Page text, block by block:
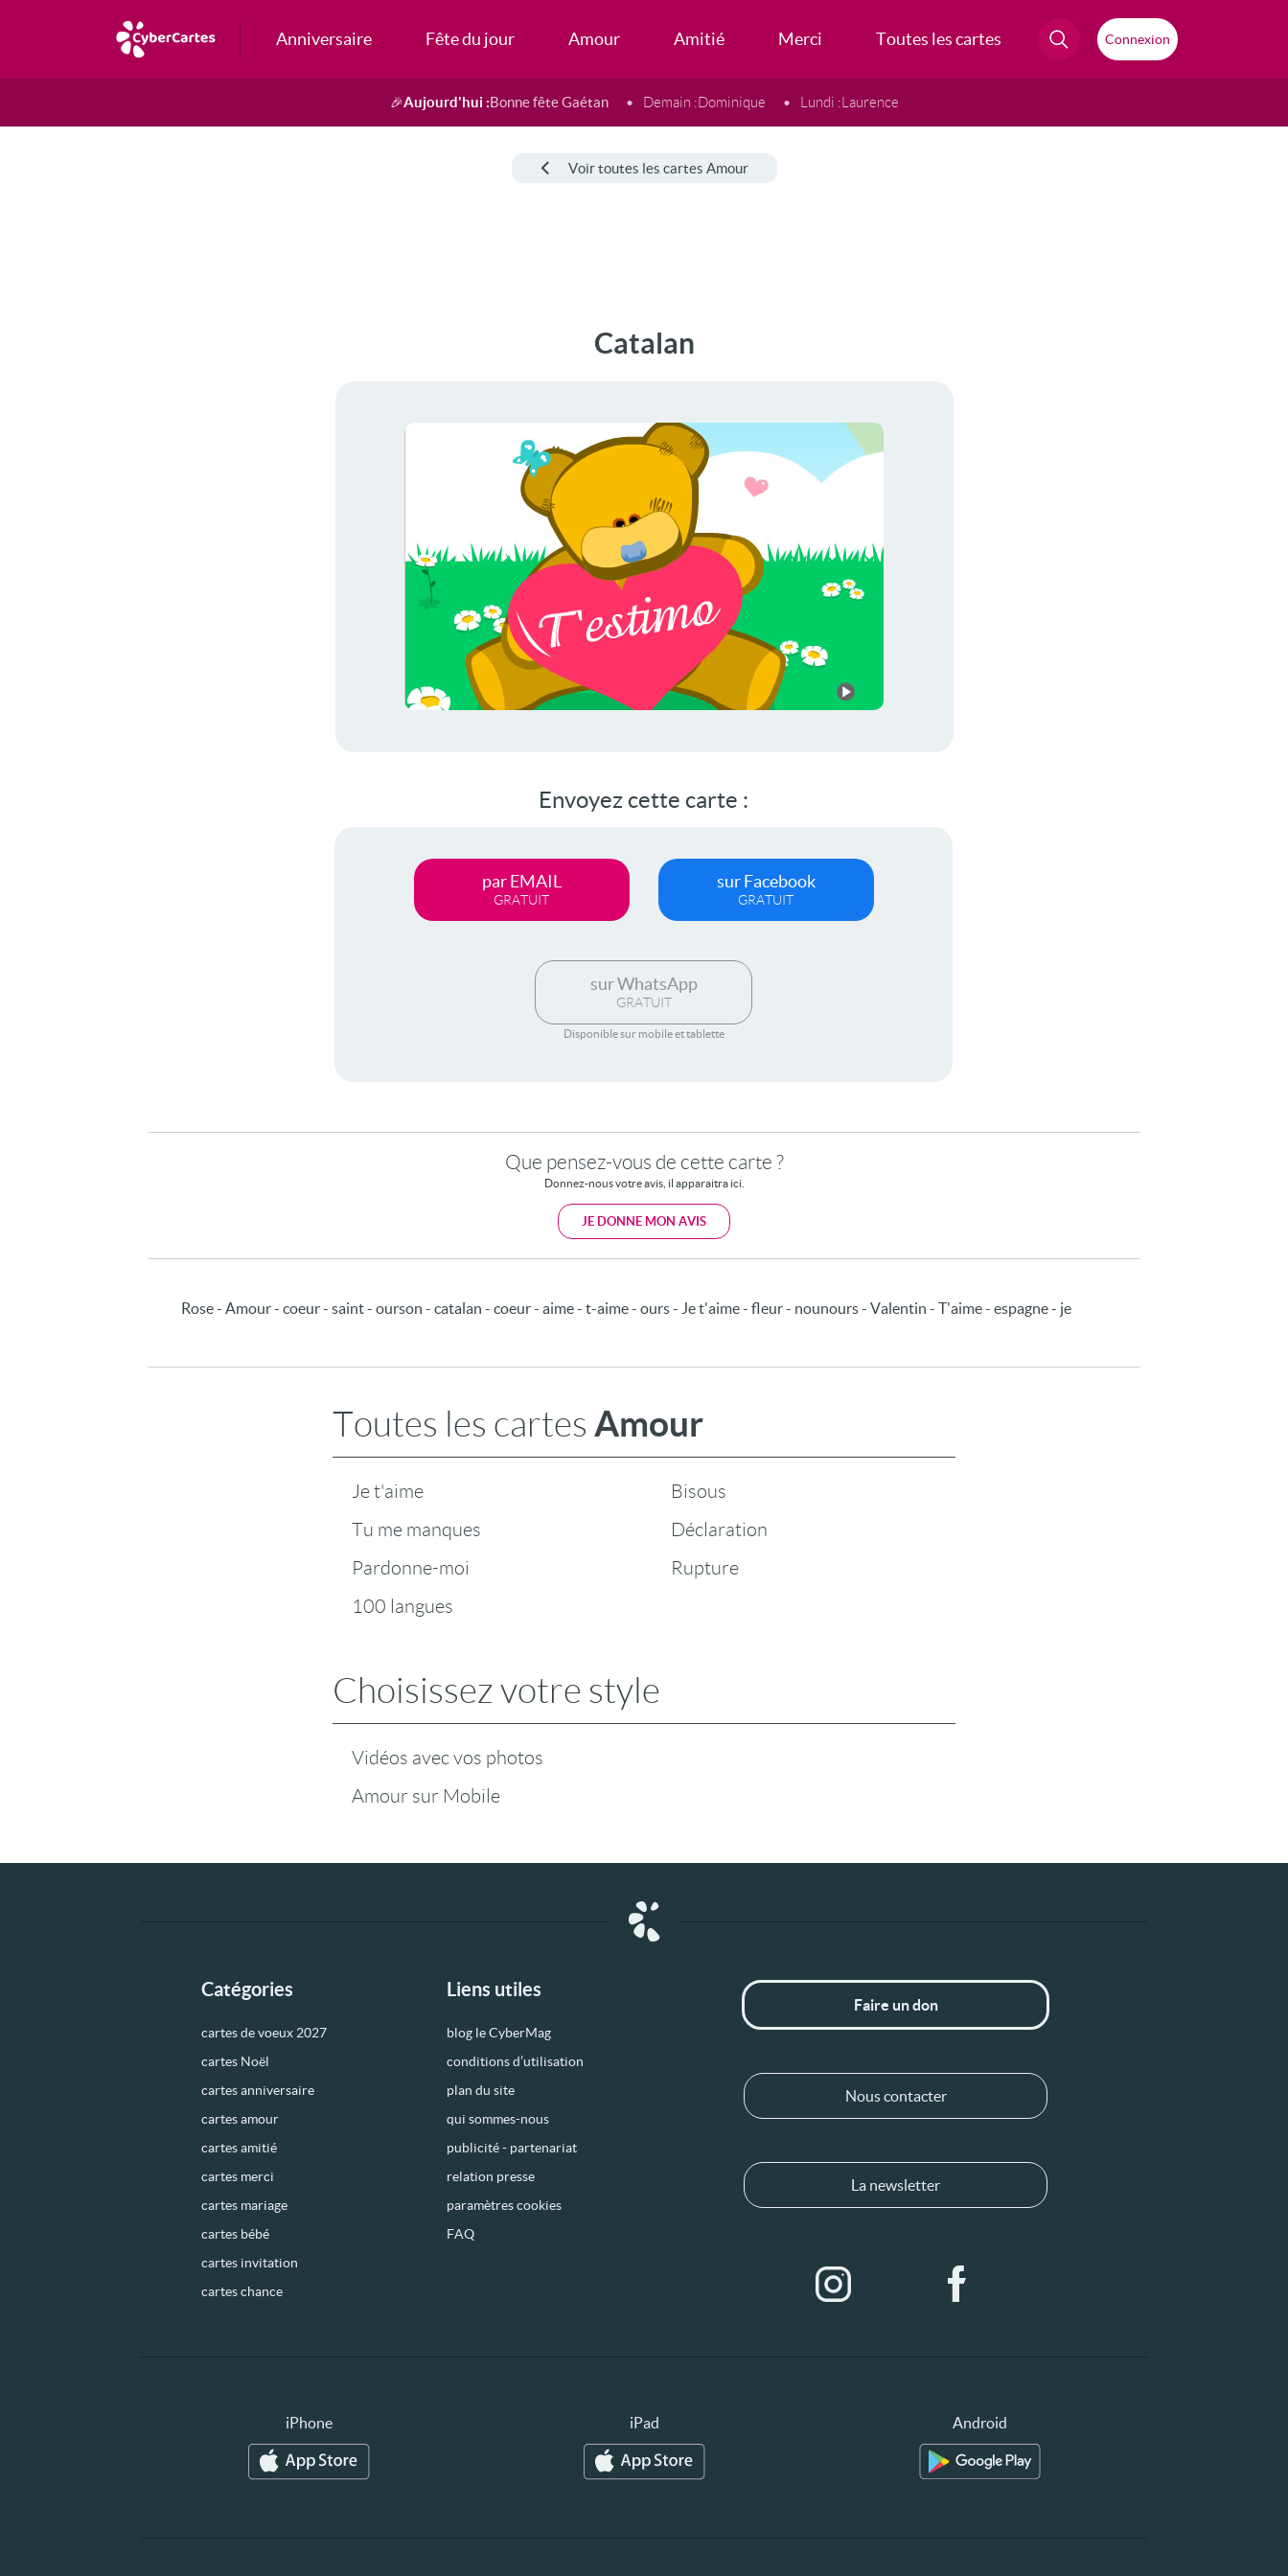
Anniversaire Fête du jour Amour Amitié Merci Toutes les cartes Connexion
🎉Aujourd'hui :Bonne fête Gaétan Demain :Dominique Lundi :Laurence
Voir toutes les cartes Amour
Catalan
Envoyez cette carte :
par EMAIL
GRATUIT
sur Facebook
GRATUIT
sur WhatsApp
GRATUIT
Disponible sur mobile et tablette
Que pensez-vous de cette carte ?
Donnez-nous votre avis, il apparaitra ici.
JE DONNE MON AVIS
Rose - Amour - coeur - saint - ourson - catalan - coeur - aime - t-aime - ours - Je t'aime - fleur - nounours - Valentin - T'aime - espagne - je
Toutes les cartes Amour
Je t'aime
Tu me manques
Pardonne-moi
100 langues
Bisous
Déclaration
Rupture
Choisissez votre style
Vidéos avec vos photos
Amour sur Mobile
Catégories
cartes de voeux 2027
cartes Noël
cartes anniversaire
cartes amour
cartes amitié
cartes merci
cartes mariage
cartes bébé
cartes invitation
cartes chance
Liens utiles
blog le CyberMag
conditions d’utilisation
plan du site
qui sommes-nous
publicité - partenariat
relation presse
paramètres cookies
FAQ
Faire un don
Nous contacter
La newsletter
iPhone iPad Android